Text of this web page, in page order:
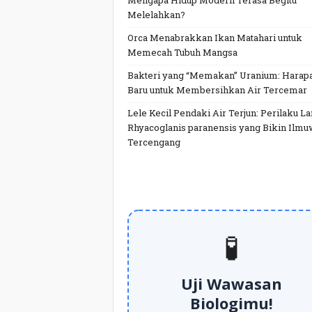
Melelahkan?
Orca Menabrakkan Ikan Matahari untuk
Memecah Tubuh Mangsa
Bakteri yang “Memakan” Uranium:
Baru untuk Membersihkan Air Tercemar
Lele Kecil Pendaki Air Terjun: Perilaku
Rhyacoglanis paranensis yang Bikin
Tercengang
🧪
Uji Wawasan
Biologimu!